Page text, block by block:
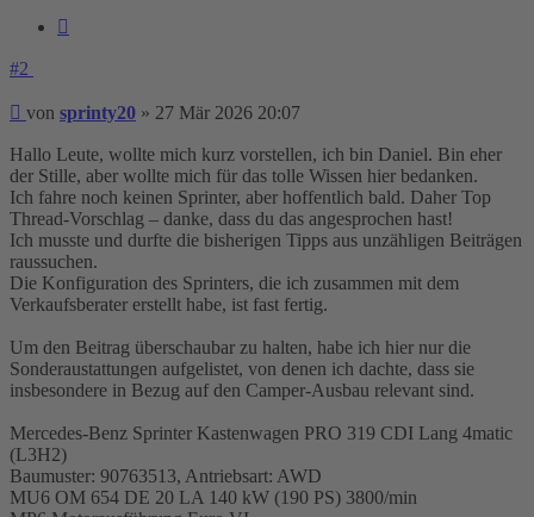
#2
Beitrag
von sprinty20 » 27 Mär 2026 20:07
Hallo Leute, wollte mich kurz vorstellen, ich bin Daniel. Bin eher
der Stille, aber wollte mich für das tolle Wissen hier bedanken.
Ich fahre noch keinen Sprinter, aber hoffentlich bald. Daher Top
Thread-Vorschlag – danke, dass du das angesprochen hast!
Ich musste und durfte die bisherigen Tipps aus unzähligen Beiträgen
raussuchen.
Die Konfiguration des Sprinters, die ich zusammen mit dem
Verkaufsberater erstellt habe, ist fast fertig.
Um den Beitrag überschaubar zu halten, habe ich hier nur die
Sonderaustattungen aufgelistet, von denen ich dachte, dass sie
insbesondere in Bezug auf den Camper-Ausbau relevant sind.
Mercedes-Benz Sprinter Kastenwagen PRO 319 CDI Lang 4matic
(L3H2)
Baumuster: 90763513, Antriebsart: AWD
MU6 OM 654 DE 20 LA 140 kW (190 PS) 3800/min